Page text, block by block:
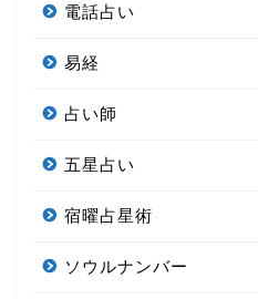
電話占い
易経
占い師
五星占い
宿曜占星術
ソウルナンバー